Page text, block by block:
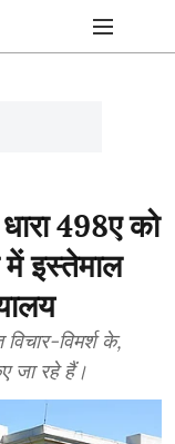
498ए को
इस्तेमाल
विमर्श के,
जा रहे हैं।